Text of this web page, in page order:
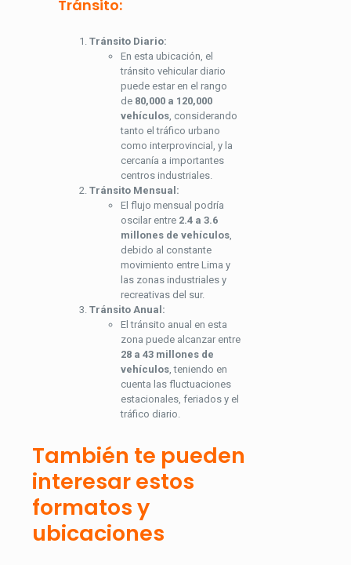
Tránsito:
Tránsito Diario:
En esta ubicación, el
tránsito vehicular diario
puede estar en el rango
de 80,000 a 120,000
vehículos , considerando
tanto el tráfico urbano
como interprovincial, y la
cercanía a importantes
centros industriales.
Tránsito Mensual:
El flujo mensual podría
oscilar entre 2.4 a 3.6
millones de vehículos
debido al constante
movimiento entre Lima y
las zonas industriales y
recreativas del sur.
Tránsito Anual:
El tránsito anual en esta
zona puede alcanzar entre
28 a 43 millones de
vehículos , teniendo en
cuenta las fluctuaciones
estacionales, feriados y el
tráfico diario.
También te pueden
interesar estos
formatos y
ubicaciones